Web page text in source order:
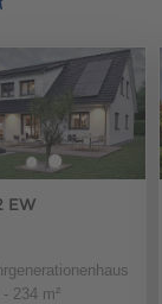
EW
- 234 m²